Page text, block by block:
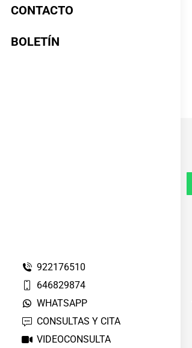
CONTACTO
BOLETÍN
922176510
646829874
WHATSAPP
CONSULTAS Y CITA
VIDEOCONSULTA